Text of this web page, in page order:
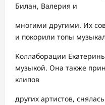
Билан, Валерия и
многими другими. Их
и покорили топы
Коллаборации
музыкой. Она также
клипов
других артистов,